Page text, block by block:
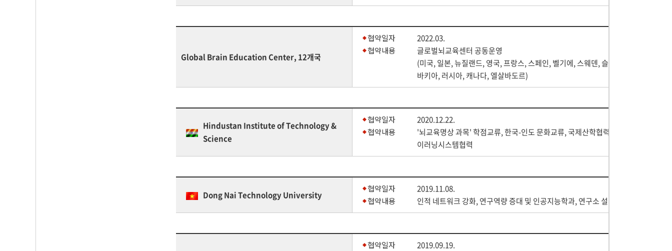
Global Brain Education Center, 12개국
협약일자
협약내용
2022.03.
글로벌뇌교육센터 공동운영
(미국, 일본, 뉴질랜드, 영국, 프랑스, 스페인, 벨기에, 스웨덴, 슬로
바키아, 러시아, 캐나다, 엘살바도르)
Hindustan Institute of Technology &
Science
협약일자
협약내용
2020.12.22.
'뇌교육명상 과목' 학점교류, 한국-인도 문화교류, 국제산학협력,
이러닝시스템협력
Dong Nai Technology University
협약일자
협약내용
2019.11.08.
인적 네트워크 강화, 연구역량 증대 및 인공지능학과, 연구소 설립
협약일자
2019.09.19.